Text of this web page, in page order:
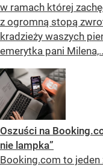
w ramach której
z ogromną stopą
kradzieży waszych
emerytka pani
Oszuści na
nie lampka”
Booking.com to